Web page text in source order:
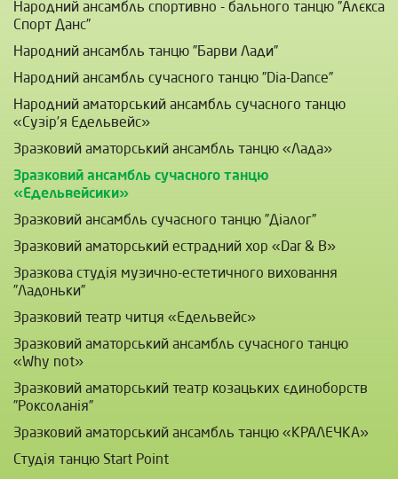
Народний ансамбль спортивно - бального танцю ”Алєкса
Спорт Данс”
Народний ансамбль танцю ”Барви Лади”
Народний ансамбль сучасного танцю ”Dia-Dance”
Народний аматорський ансамбль сучасного танцю
«Сузір’я Едельвейс»
Зразковий аматорський ансамбль танцю «Лада»
Зразковий ансамбль сучасного танцю
«Едельвейсики»
Зразковий ансамбль сучасного танцю ”Діалог”
Зразковий аматорський естрадний хор «Dar & B»
Зразкова студія музично-естетичного виховання
”Ладоньки”
Зразковий театр читця «Едельвейс»
Зразковий аматорський ансамбль сучасного танцю
«Why not»
Зразковий аматорський театр козацьких єдиноборств
”Роксоланія”
Зразковий аматорський ансамбль танцю «КРАЛЕЧКА»
Студія танцю Start Point